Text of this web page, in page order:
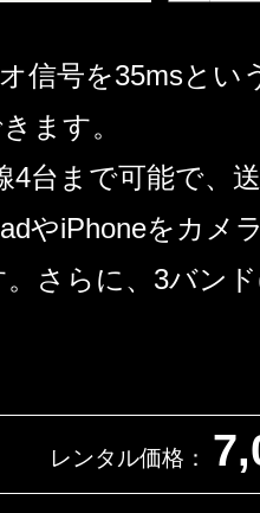
信号を35msとい
ます。
4台まで可能で、
やiPhoneをカメ
さらに、3バン
レンタル価格：